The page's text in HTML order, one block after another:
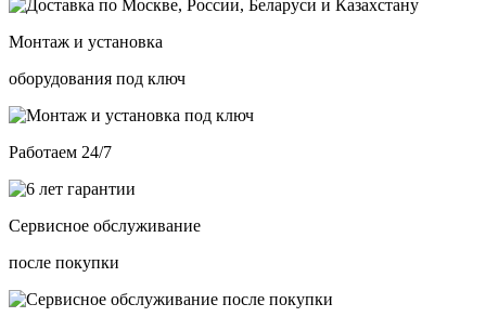
Монтаж и установка
оборудования под ключ
Работаем 24/7
Сервисное обслуживание
после покупки